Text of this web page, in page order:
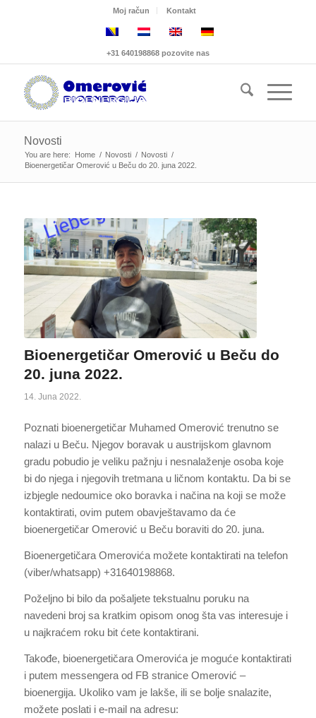
Moj račun Kontakt
+31 640198868 pozovite nas
Novosti
You are here: Home / Novosti / Novosti /
Bioenergetičar Omerović u Beču do 20. juna 2022.
Bioenergetičar Omerović u Beču do
20. juna 2022.
14. Juna 2022.
Poznati bioenergetičar Muhamed Omerović trenutno se
nalazi u Beču. Njegov boravak u austrijskom glavnom
gradu pobudio je veliku pažnju i nesnalaženje osoba koje
bi do njega i njegovih tretmana u ličnom kontaktu. Da bi se
izbjegle nedoumice oko boravka i načina na koji se može
kontaktirati, ovim putem obavještavamo da će
bioenergetičar Omerović u Beču boraviti do 20. juna.
Bioenergetičara Omerovića možete kontaktirati na telefon
(viber/whatsapp) +31640198868.
Poželjno bi bilo da pošaljete tekstualnu poruku na
navedeni broj sa kratkim opisom onog šta vas interesuje i
u najkraćem roku bit ćete kontaktirani.
Takođe, bioenergetičara Omerovića je moguće kontaktirati
i putem messengera od FB stranice Omerović –
bioenergija. Ukoliko vam je lakše, ili se bolje snalazite,
možete poslati i e-mail na adresu: